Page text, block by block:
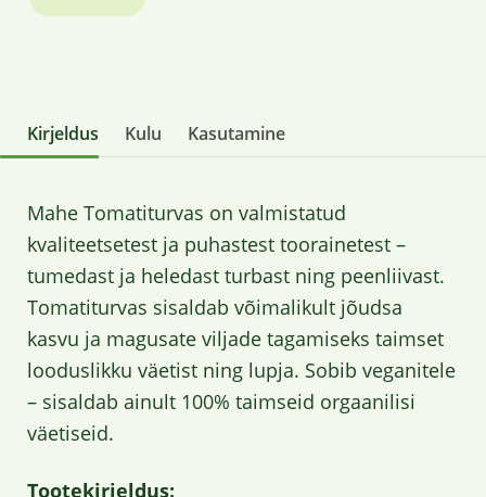
Kirjeldus Kulu Kasutamine
Mahe Tomatiturvas on valmistatud
kvaliteetsetest ja puhastest toorainetest –
tumedast ja heledast turbast ning peenliivast.
Tomatiturvas sisaldab võimalikult jõudsa
kasvu ja magusate viljade tagamiseks taimset
looduslikku väetist ning lupja. Sobib veganitele
– sisaldab ainult 100% taimseid orgaanilisi
väetiseid.
Tootekirjeldus: